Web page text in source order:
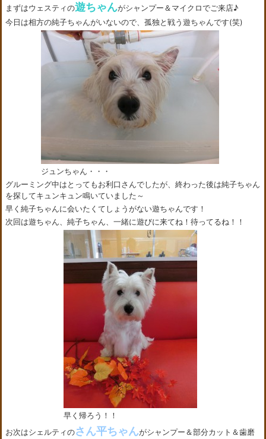
まずはウェスティの遊ちゃんがシャンプー＆マイクロでご来店♪
今日は相方の純子ちゃんがいないので、孤独と戦う遊ちゃんです(笑)
ジュンちゃん・・・
グルーミング中はとってもお利口さんでしたが、終わった後は純子ちゃん
を探してキュンキュン鳴いていました～
早く純子ちゃんに会いたくてしょうがない遊ちゃんです！
次回は遊ちゃん、純子ちゃん、一緒に遊びに来てね！待ってるね！！
早く帰ろう！！
お次はシェルティのさん平ちゃんがシャンプー＆部分カット＆歯磨